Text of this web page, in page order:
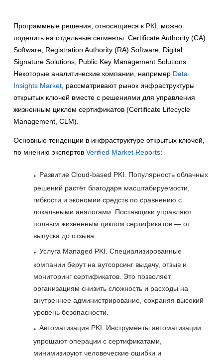
Программные решения, относящиеся к PKI, можно
поделить на отдельные сегменты: Certificate Authority (CA)
Software, Registration Authority (RA) Software, Digital
Signature Solutions, Public Key Management Solutions.
Некоторые аналитические компании, например Data
Insights Market , рассматривают рынок инфраструктуры
открытых ключей вместе с решениями для управления
жизненным циклом сертификатов (Certificate Lifecycle
Management, CLM).
Основные тенденции в инфраструктуре открытых ключей,
по мнению экспертов Verified Market Reports:
Развитие Cloud-based PKI. Популярность облачных
решений растёт благодаря масштабируемости,
гибкости и экономии средств по сравнению с
локальными аналогами. Поставщики управляют
полным жизненным циклом сертификатов — от
выпуска до отзыва.
Услуга Managed PKI. Специализированные
компании берут на аутсорсинг выдачу, отзыв и
мониторинг сертификатов. Это позволяет
организациям снизить сложность и расходы на
внутреннее администрирование, сохраняя высокий
уровень безопасности.
Автоматизация PKI. Инструменты автоматизации
упрощают операции с сертификатами,
минимизируют человеческие ошибки и